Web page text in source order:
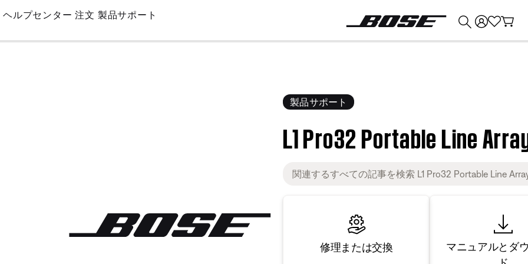
Skip
Main
ヘルプセンター 注文 製品サポート
製品サポート
L1 Pro32 Portable Line
修理または交換
マニュアルとダ